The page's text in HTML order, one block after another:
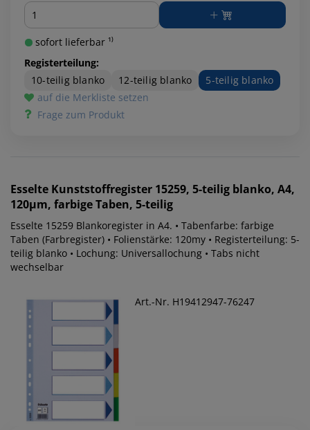
Menge
sofort lieferbar ¹⁾
Registerteilung:
10-teilig blanko
12-teilig blanko
5-teilig blanko
auf die Merkliste setzen
Frage zum Produkt
Esselte Kunststoffregister 15259, 5-teilig blanko, A4,
120µm, farbige Taben, 5-teilig
Esselte 15259 Blankoregister in A4. • Tabenfarbe: farbige
Taben (Farbregister) • Folienstärke: 120my • Registerteilung: 5-
teilig blanko • Lochung: Universallochung • Tabs nicht
wechselbar
Art.-Nr. H19412947-76247